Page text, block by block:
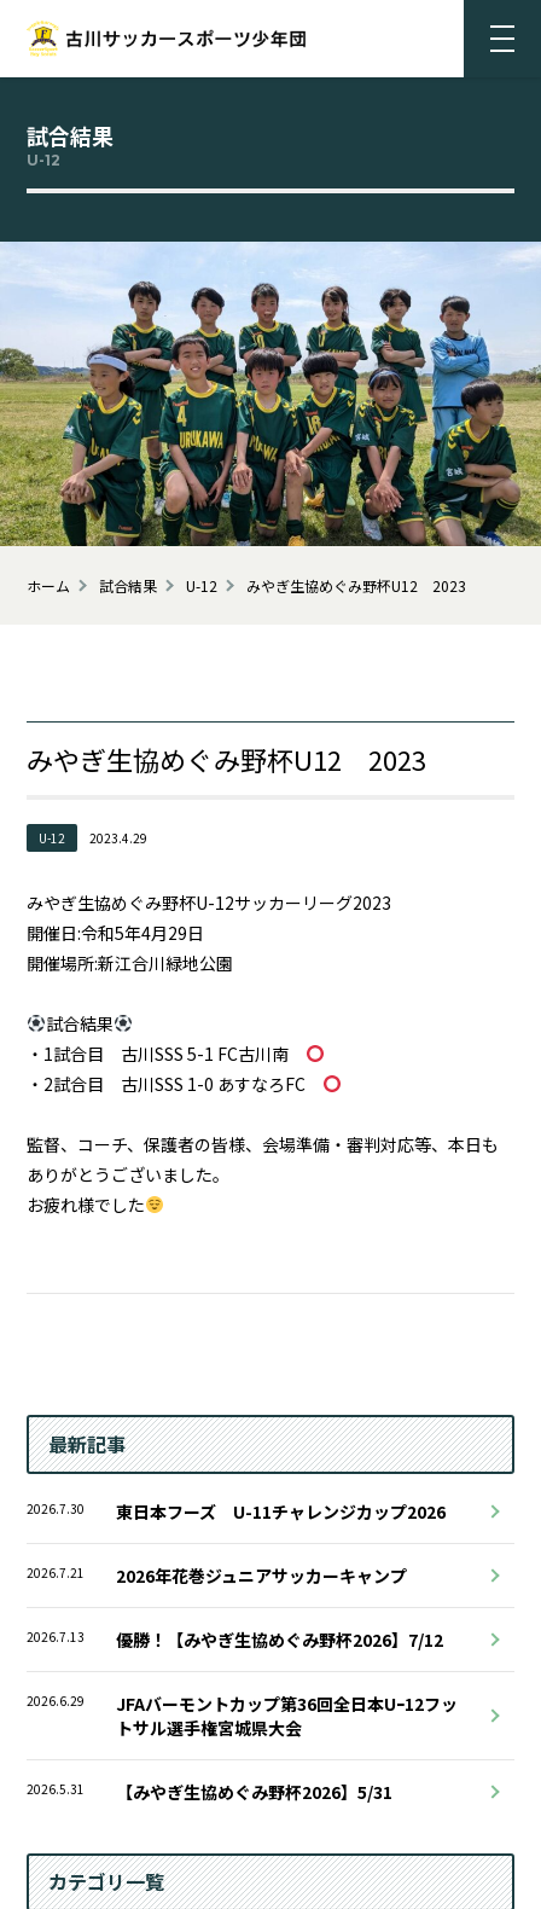
試合結果
U-12
ホーム 試合結果 U-12 みやぎ生協めぐみ野杯U12 2023
みやぎ生協めぐみ野杯U12 2023
U-12 2023.4.29
みやぎ生協めぐみ野杯U-12サッカーリーグ2023
開催日:令和5年4月29日
開催場所:新江合川緑地公園
試合結果
・1試合目 古川SSS 5-1 FC古川南
・2試合目 古川SSS 1-0 あすなろFC
監督、コーチ、保護者の皆様、会場準備・審判対応等、本日も
ありがとうございました。
お疲れ様でした
最新記事
2026.7.30 東日本フーズ U-11チャレンジカップ2026
2026.7.21 2026年花巻ジュニアサッカーキャンプ
2026.7.13 優勝！【みやぎ生協めぐみ野杯2026】7/12
2026.6.29
JFAバーモントカップ第36回全日本Uｰ12フッ
トサル選手権宮城県大会
2026.5.31 【みやぎ生協めぐみ野杯2026】5/31
カテゴリ一覧